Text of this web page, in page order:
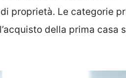
proprietà. Le categorie
della prima casa